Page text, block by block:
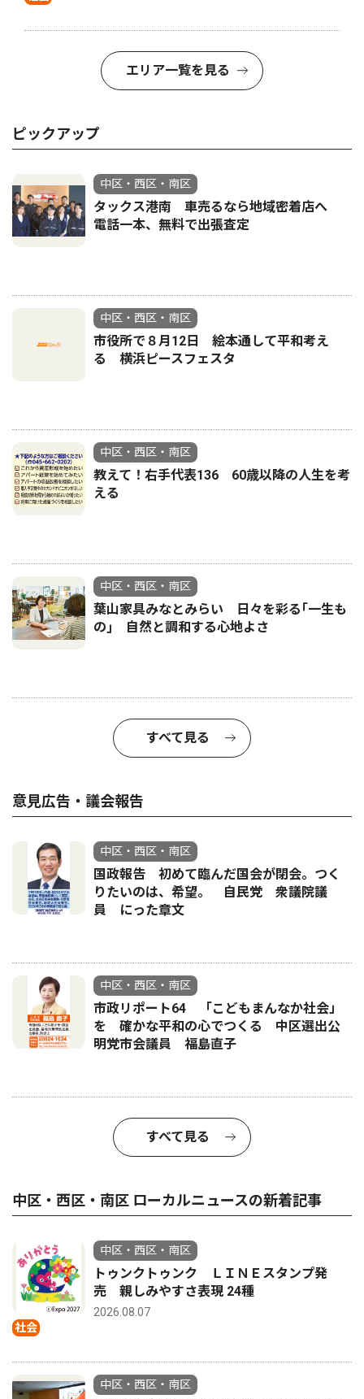
エリア一覧を見る
ピックアップ
中区・西区・南区
タックス港南 車売るなら地域密着店へ
電話一本、無料で出張査定
中区・西区・南区
市役所で８月12日 絵本通して平和考え
る 横浜ピースフェスタ
中区・西区・南区
教えて！右手代表136 60歳以降の人生を考
える
中区・西区・南区
葉山家具みなとみらい 日々を彩る｢一生も
の｣ 自然と調和する心地よさ
すべて見る
意見広告・議会報告
中区・西区・南区
国政報告 初めて臨んだ国会が閉会。つく
りたいのは、希望。 自民党 衆議院議
員 にった章文
中区・西区・南区
市政リポート64 「こどもまんなか社会」
を 確かな平和の心でつくる 中区選出公
明党市会議員 福島直子
すべて見る
中区・西区・南区 ローカルニュースの新着記事
社会
中区・西区・南区
トゥンクトゥンク ＬＩＮＥスタンプ発
売 親しみやすさ表現 24種
2026.08.07
中区・西区・南区